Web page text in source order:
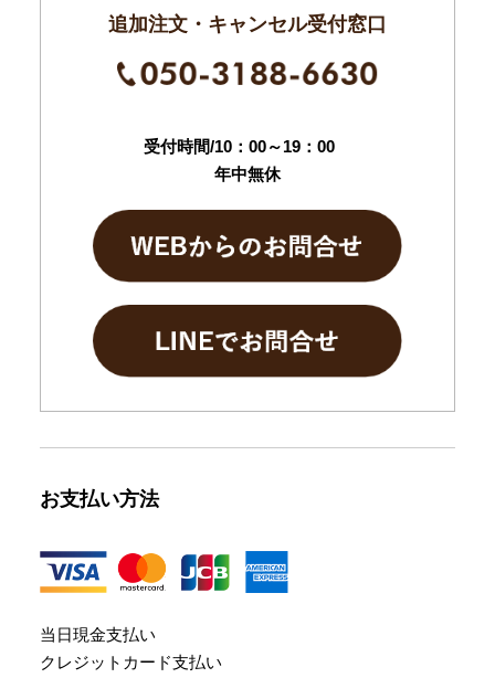
追加注文・キャンセル受付窓口
受付時間/10：00～19：00
年中無休
お支払い方法
当日現金支払い
クレジットカード支払い